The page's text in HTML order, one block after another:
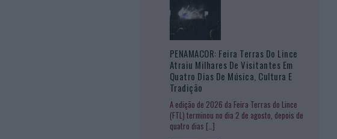
PENAMACOR: Feira Terras Do Lince
Atraiu Milhares De Visitantes Em
Quatro Dias De Música, Cultura E
Tradição
A edição de 2026 da Feira Terras do Lince
(FTL) terminou no dia 2 de agosto, depois de
quatro dias […]